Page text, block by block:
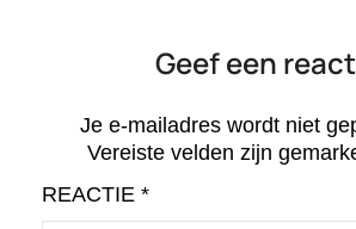
Geef een
Je e-mailadres wordt niet
Vereiste velden zijn
REACTIE *